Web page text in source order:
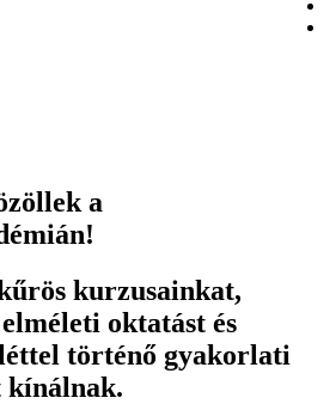
a
kurzusainkat,
oktatást és
történő gyakorlati
kínálnak.